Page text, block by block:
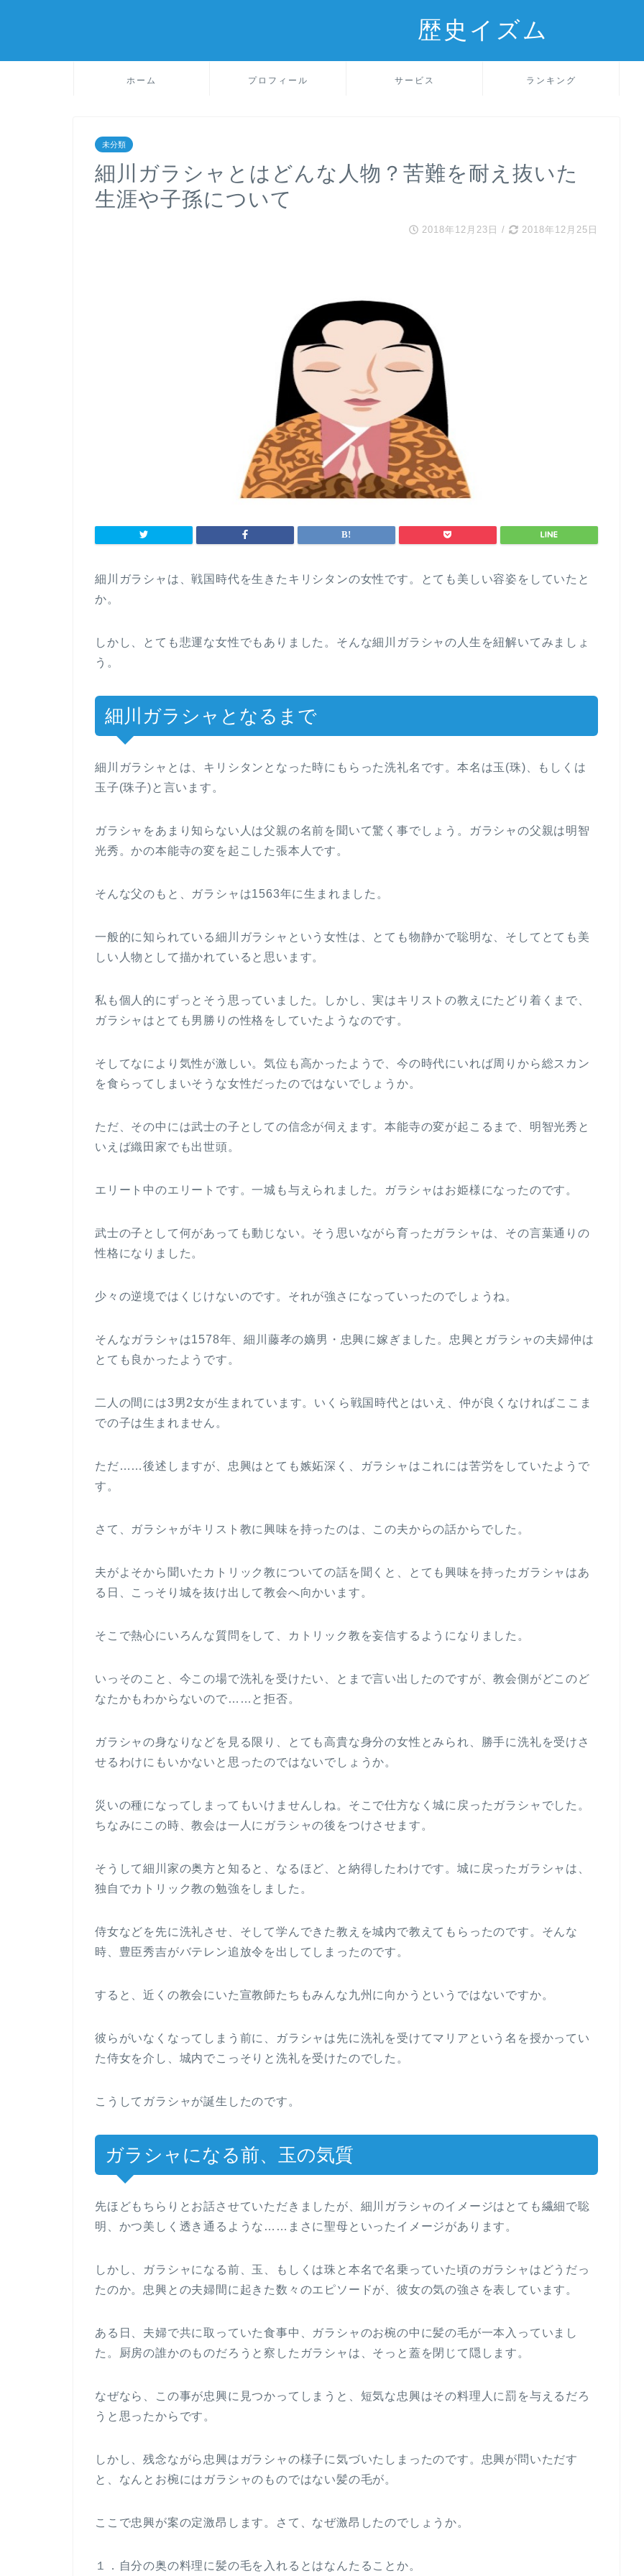
歴史イズム
ホーム プロフィール サービス ランキング
未分類
細川ガラシャとはどんな人物？苦難を耐え抜いた
生涯や子孫について
2018年12月23日 / 2018年12月25日
細川ガラシャは、戦国時代を生きたキリシタンの女性です。とても美しい容姿をしていたと
か。
しかし、とても悲運な女性でもありました。そんな細川ガラシャの人生を紐解いてみましょ
う。
細川ガラシャとなるまで
細川ガラシャとは、キリシタンとなった時にもらった洗礼名です。本名は玉(珠)、もしくは
玉子(珠子)と言います。
ガラシャをあまり知らない人は父親の名前を聞いて驚く事でしょう。ガラシャの父親は明智
光秀。かの本能寺の変を起こした張本人です。
そんな父のもと、ガラシャは1563年に生まれました。
一般的に知られている細川ガラシャという女性は、とても物静かで聡明な、そしてとても美
しい人物として描かれていると思います。
私も個人的にずっとそう思っていました。しかし、実はキリストの教えにたどり着くまで、
ガラシャはとても男勝りの性格をしていたようなのです。
そしてなにより気性が激しい。気位も高かったようで、今の時代にいれば周りから総スカン
を食らってしまいそうな女性だったのではないでしょうか。
ただ、その中には武士の子としての信念が伺えます。本能寺の変が起こるまで、明智光秀と
いえば織田家でも出世頭。
エリート中のエリートです。一城も与えられました。ガラシャはお姫様になったのです。
武士の子として何があっても動じない。そう思いながら育ったガラシャは、その言葉通りの
性格になりました。
少々の逆境ではくじけないのです。それが強さになっていったのでしょうね。
そんなガラシャは1578年、細川藤孝の嫡男・忠興に嫁ぎました。忠興とガラシャの夫婦仲は
とても良かったようです。
二人の間には3男2女が生まれています。いくら戦国時代とはいえ、仲が良くなければここま
での子は生まれません。
ただ……後述しますが、忠興はとても嫉妬深く、ガラシャはこれには苦労をしていたようで
す。
さて、ガラシャがキリスト教に興味を持ったのは、この夫からの話からでした。
夫がよそから聞いたカトリック教についての話を聞くと、とても興味を持ったガラシャはあ
る日、こっそり城を抜け出して教会へ向かいます。
そこで熱心にいろんな質問をして、カトリック教を妄信するようになりました。
いっそのこと、今この場で洗礼を受けたい、とまで言い出したのですが、教会側がどこのど
なたかもわからないので……と拒否。
ガラシャの身なりなどを見る限り、とても高貴な身分の女性とみられ、勝手に洗礼を受けさ
せるわけにもいかないと思ったのではないでしょうか。
災いの種になってしまってもいけませんしね。そこで仕方なく城に戻ったガラシャでした。
ちなみにこの時、教会は一人にガラシャの後をつけさせます。
そうして細川家の奥方と知ると、なるほど、と納得したわけです。城に戻ったガラシャは、
独自でカトリック教の勉強をしました。
侍女などを先に洗礼させ、そして学んできた教えを城内で教えてもらったのです。そんな
時、豊臣秀吉がバテレン追放令を出してしまったのです。
すると、近くの教会にいた宣教師たちもみんな九州に向かうというではないですか。
彼らがいなくなってしまう前に、ガラシャは先に洗礼を受けてマリアという名を授かってい
た侍女を介し、城内でこっそりと洗礼を受けたのでした。
こうしてガラシャが誕生したのです。
ガラシャになる前、玉の気質
先ほどもちらりとお話させていただきましたが、細川ガラシャのイメージはとても繊細で聡
明、かつ美しく透き通るような……まさに聖母といったイメージがあります。
しかし、ガラシャになる前、玉、もしくは珠と本名で名乗っていた頃のガラシャはどうだっ
たのか。忠興との夫婦間に起きた数々のエピソードが、彼女の気の強さを表しています。
ある日、夫婦で共に取っていた食事中、ガラシャのお椀の中に髪の毛が一本入っていまし
た。厨房の誰かのものだろうと察したガラシャは、そっと蓋を閉じて隠します。
なぜなら、この事が忠興に見つかってしまうと、短気な忠興はその料理人に罰を与えるだろ
うと思ったからです。
しかし、残念ながら忠興はガラシャの様子に気づいたしまったのです。忠興が問いただす
と、なんとお椀にはガラシャのものではない髪の毛が。
ここで忠興が案の定激昂します。さて、なぜ激昂したのでしょうか。
１．自分の奥の料理に髪の毛を入れるとはなんたることか。